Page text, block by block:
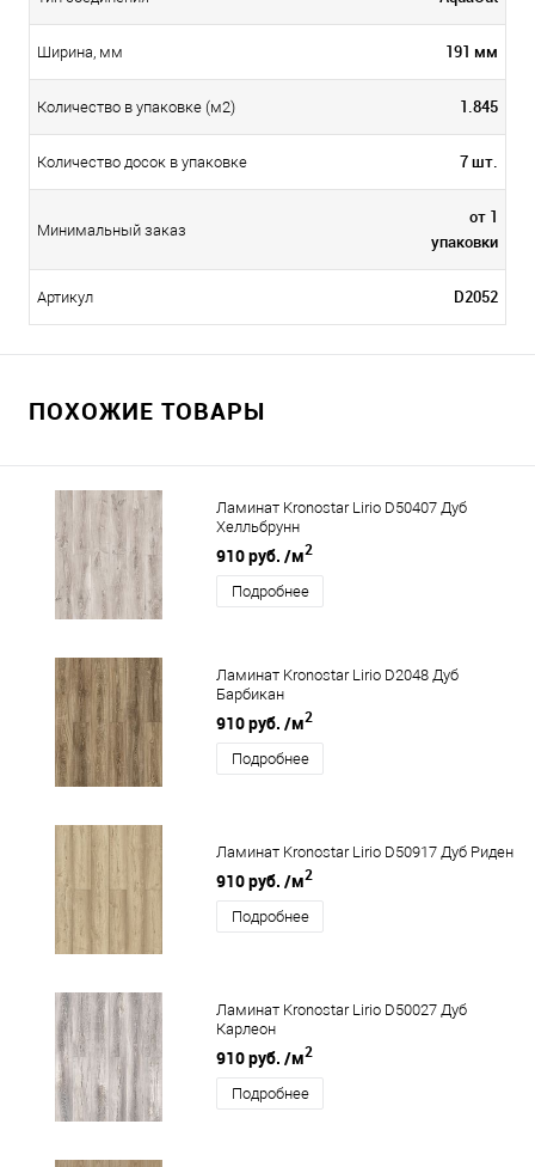
Ширина, мм 191 мм
Количество в упаковке (м2) 1.845
Количество досок в упаковке 7 шт.
Минимальный заказ
от 1
упаковки
Артикул D2052
ПОХОЖИЕ ТОВАРЫ
Ламинат Kronostar Lirio D50407 Дуб
Хелльбрунн
910 руб. /м2
Подробнее
Ламинат Kronostar Lirio D2048 Дуб
Барбикан
910 руб. /м2
Подробнее
Ламинат Kronostar Lirio D50917 Дуб Риден
910 руб. /м2
Подробнее
Ламинат Kronostar Lirio D50027 Дуб
Карлеон
910 руб. /м2
Подробнее